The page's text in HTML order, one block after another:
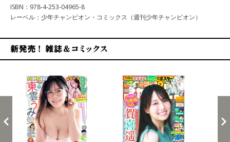
ISBN：978-4-253-04965-8
レーベル：少年チャンピオン・コミックス（週刊少年チャンピオン）